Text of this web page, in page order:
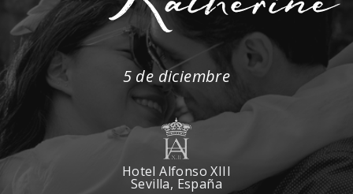
5 de diciembre
Hotel Alfonso XIII
Sevilla, España